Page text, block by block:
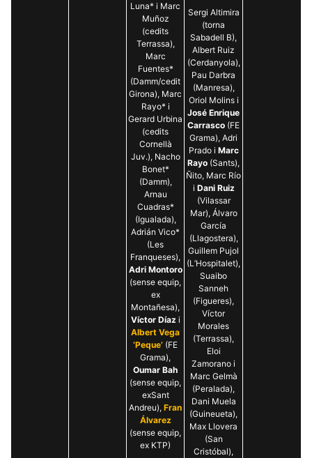
Luna* i Marc
Muñoz
(cedits
Terrassa),
Marc
Fuentes*
(Damm/cedit
Girona), Marc
Rayo* i
Gerard Urbina
(cedits
Cornellà
Juv.), Nacho
Bonet*
(Damm),
Arnau
Cuadras*
(Igualada),
Adrián Vico*
(Les
Franqueses),
Adri Montoro
(sense equip,
ex
Montañesa),
Víctor Díazi
Albert Vega
‘Peque’ (FE
Grama),
Oumar Bah
(sense equip,
exSant
Andreu), Fran
Álvarez
(sense equip,
ex KTP)
Sergi Altimira
(torna
Sabadell B),
Albert Ruiz
(Cerdanyola),
Pau Darbra
(Manresa),
Oriol Molins i
José Enrique
Carrasco (FE
Grama), Adri
Prado i Marc
Rayo (Sants),
Ñito, Marc Río
i Dani Ruiz
(Vilassar
Mar), Álvaro
García
(Llagostera),
Guillem Pujol
(L’Hospitalet),
Suaibo
Sanneh
(Figueres),
Víctor
Morales
(Terrassa),
Eloi
Zamorano i
Marc Gelmà
(Peralada),
Dani Muela
(Guineueta),
Max Llovera
(San
Cristóbal),